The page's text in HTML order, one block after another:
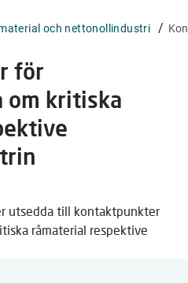
och nettonollindustri /
för
om kritiska
utsedda till kontaktpunkter
råmaterial respektive